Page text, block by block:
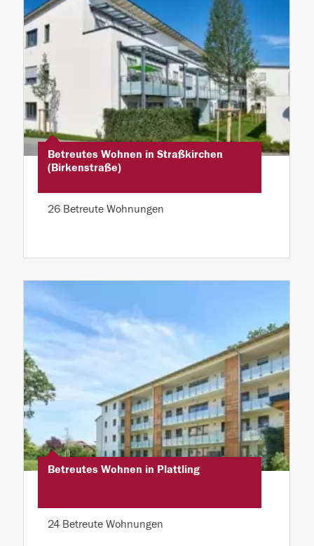
Betreutes Wohnen in Straßkirchen
(Birkenstraße)
26 Betreute Wohnungen
Betreutes Wohnen in Plattling
24 Betreute Wohnungen